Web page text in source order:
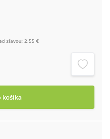
zľavou: 2,55 €
košíka